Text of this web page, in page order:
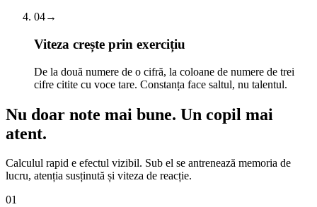
04→
Viteza crește prin exercițiu
De la două numere de o cifră, la coloane de numere de trei
cifre citite cu voce tare. Constanța face saltul, nu talentul.
Nu doar note mai bune. Un copil mai
atent.
Calculul rapid e efectul vizibil. Sub el se antrenează memoria de
lucru, atenția susținută și viteza de reacție.
01